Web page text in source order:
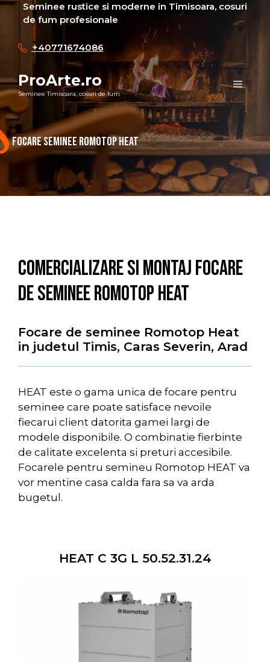
Sari
Seminee rustice si moderne in Timisoara, cosuri
de fum profesionale
+40771674086
ProArte.ro
Seminee Timisoara, cosuri de fum
Meniu
Focare seminee Romotop Heat
Comercializare si Montaj focare
de seminee Romotop Heat
Focare de seminee Romotop Heat
in judetul Timis, Caras Severin, Arad
HEAT este o gama unica de focare pentru
seminee care poate satisface nevoile
fiecarui client datorita gamei largi de
modele disponibile. O combinatie fierbinte
de calitate excelenta si preturi accesibile.
Focarele pentru semineu Romotop HEAT va
vor mentine casa calda fara sa va arda
bugetul.
HEAT C 3G L 50.52.31.24